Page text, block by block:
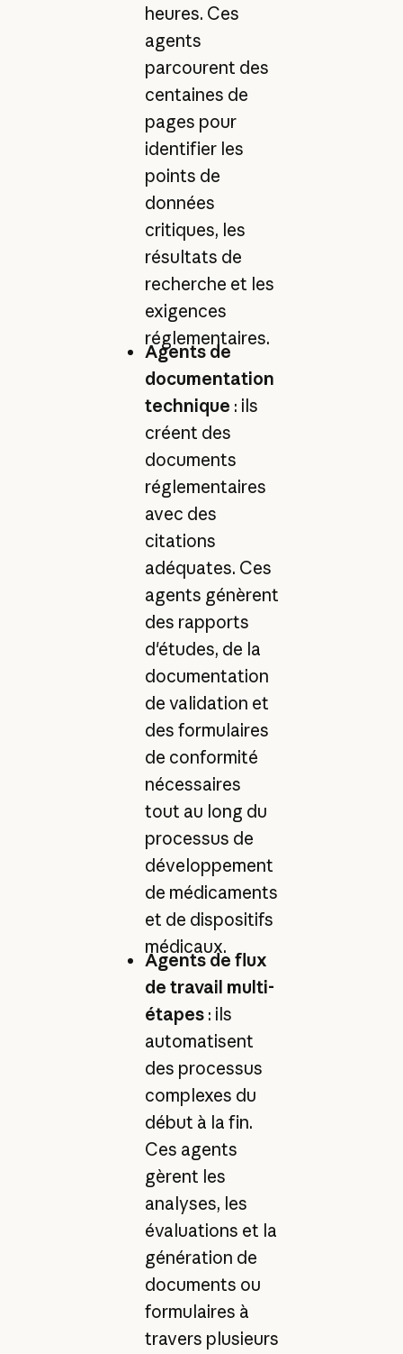
heures. Ces
agents
parcourent des
centaines de
pages pour
identifier les
points de
données
critiques, les
résultats de
recherche et les
exigences
réglementaires.
Agents de
documentation
technique : ils
créent des
documents
réglementaires
avec des
citations
adéquates. Ces
agents génèrent
des rapports
d'études, de la
documentation
de validation et
des formulaires
de conformité
nécessaires
tout au long du
processus de
développement
de médicaments
et de dispositifs
médicaux.
Agents de flux
de travail multi-
étapes: ils
automatisent
des processus
complexes du
début à la fin.
Ces agents
gèrent les
analyses, les
évaluations et la
génération de
documents ou
formulaires à
travers plusieurs